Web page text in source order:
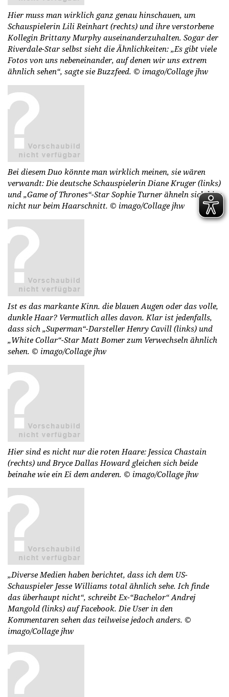
Hier muss man wirklich ganz genau hinschauen, um
Schauspielerin Lili Reinhart (rechts) und ihre verstorbene
Kollegin Brittany Murphy auseinanderzuhalten. Sogar der
Riverdale-Star selbst sieht die Ähnlichkeiten: „Es gibt viele
Fotos von uns nebeneinander, auf denen wir uns extrem
ähnlich sehen“, sagte sie Buzzfeed. © imago/Collage jhw
Bei diesem Duo könnte man wirklich meinen, sie wären
verwandt: Die deutsche Schauspielerin Diane Kruger (links)
und „Game of Thrones“-Star Sophie Turner ähneln sich hier
nicht nur beim Haarschnitt. © imago/Collage jhw
Ist es das markante Kinn. die blauen Augen oder das volle,
dunkle Haar? Vermutlich alles davon. Klar ist jedenfalls,
dass sich „Superman“-Darsteller Henry Cavill (links) und
„White Collar“-Star Matt Bomer zum Verwechseln ähnlich
sehen. © imago/Collage jhw
Hier sind es nicht nur die roten Haare: Jessica Chastain
(rechts) und Bryce Dallas Howard gleichen sich beide
beinahe wie ein Ei dem anderen. © imago/Collage jhw
„Diverse Medien haben berichtet, dass ich dem US-
Schauspieler Jesse Williams total ähnlich sehe. Ich finde
das überhaupt nicht“, schreibt Ex-“Bachelor“ Andrej
Mangold (links) auf Facebook. Die User in den
Kommentaren sehen das teilweise jedoch anders. ©
imago/Collage jhw